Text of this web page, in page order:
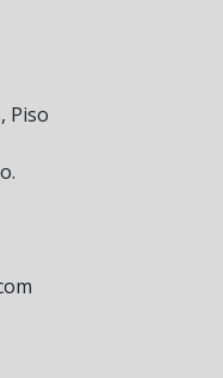
Piso